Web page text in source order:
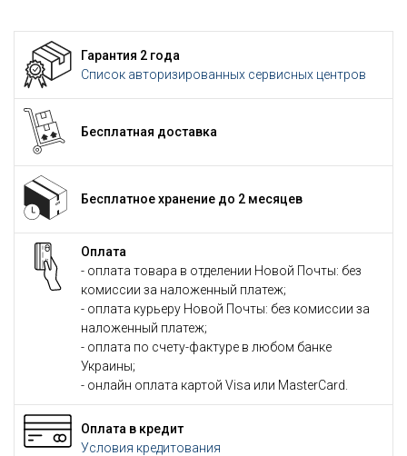
Гарантия 2 года
Список авторизированных сервисных центров
Бесплатная доставка
Бесплатное хранение до 2 месяцев
Оплата
- оплата товара в отделении Новой Почты: без
комиссии за наложенный платеж;
- оплата курьеру Новой Почты: без комиссии за
наложенный платеж;
- оплата по счету-фактуре в любом банке
Украины;
- онлайн оплата картой Visa или MasterCard.
Оплата в кредит
Условия кредитования